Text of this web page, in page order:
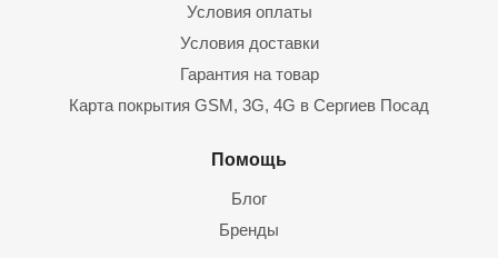
Условия оплаты
Условия доставки
Гарантия на товар
Карта покрытия GSM, 3G, 4G в Сергиев Посад
Помощь
Блог
Бренды